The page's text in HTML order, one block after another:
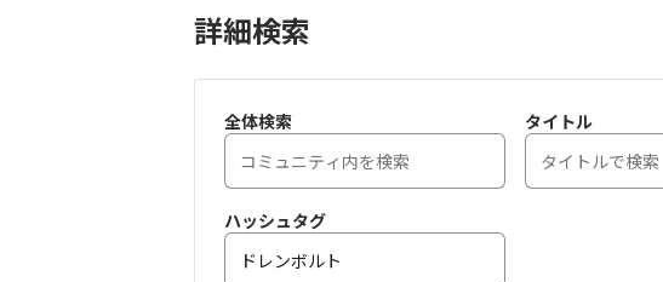
詳細検索
全体検索 タイトル
ハッシュタグ